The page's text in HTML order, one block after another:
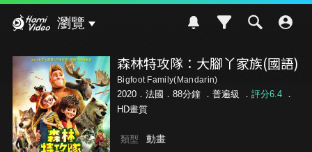
瀏覽
森林特攻隊：大腳丫家族(國語)
Bigfoot Family(Mandarin)
2020．法國．88分鐘 ． 普遍級 ． 評分6.4．
HD畫質
類型 動畫